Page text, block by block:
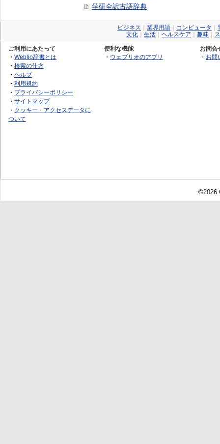
学研全訳古語辞典
ビジネス 業界用語 コンピュータ
文化
生活 ヘルスケア 趣味
ご利用にあたって
・ Weblio辞書とは
・ 検索の仕方
・ ヘルプ
・ 利用規約
・ プライバシーポリシー
・ サイトマップ
・ クッキー・アクセスデータに
ついて
便利な機能
・ ウェブリオのアプリ
お問合
・ お問
©2026